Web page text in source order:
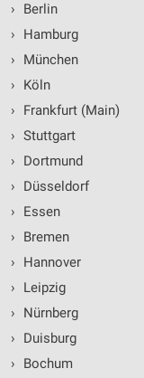
›
Berlin
›
Hamburg
›
München
›
Köln
›
Frankfurt (Main)
› Stuttgart
›
Dortmund
›
Düsseldorf
›
Essen
›
Bremen
›
Hannover
›
Leipzig
›
Nürnberg
›
Duisburg
›
Bochum